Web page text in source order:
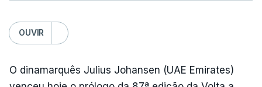
OUVIR
O dinamarquês Julius Johansen (UAE Emirates)